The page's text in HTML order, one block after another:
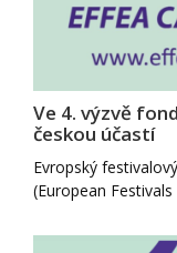
Ve 4. výzvě
českou účastí
Evropský
(European